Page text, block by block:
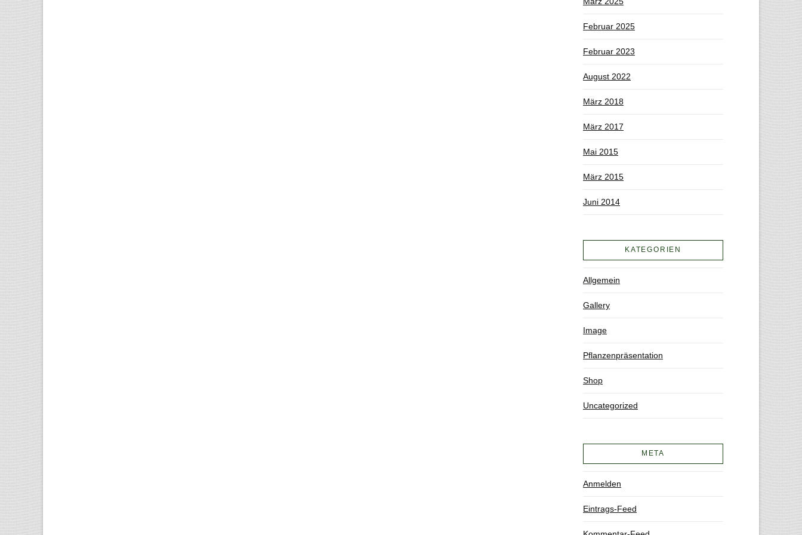
Februar 2025
Februar 2023
August 2022
März 2018
März 2017
Mai 2015
März 2015
Juni 2014
KATEGORIEN
Allgemein
Gallery
Image
Pflanzenpräsentation
Shop
Uncategorized
META
Anmelden
Eintrags-Feed